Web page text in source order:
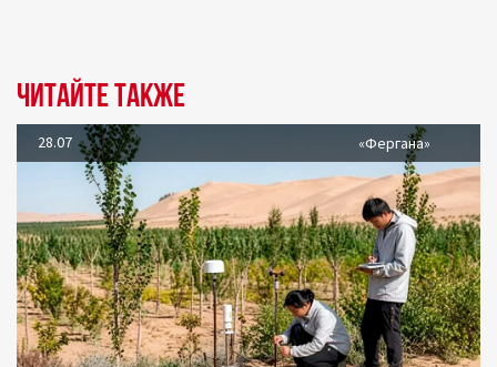
Читайте также
28.07 «Фергана»